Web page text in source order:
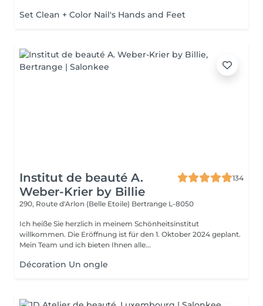
Set Clean + Color Nail's Hands and Feet
Institut de beauté A.
Weber-Krier by Billie
134
290, Route d'Arlon (Belle Etoile) Bertrange L-8050
Ich heiße Sie herzlich in meinem Schönheitsinstitut
willkommen. Die Eröffnung ist für den 1. Oktober 2024 geplant.
Mein Team und ich bieten Ihnen alle...
Décoration Un ongle